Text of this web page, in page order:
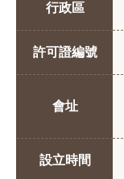
行政區
許可證編號
會址
設立時間